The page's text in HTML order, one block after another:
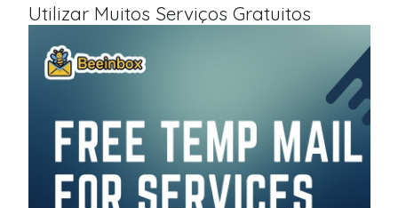
Utilizar Muitos Serviços Gratuitos